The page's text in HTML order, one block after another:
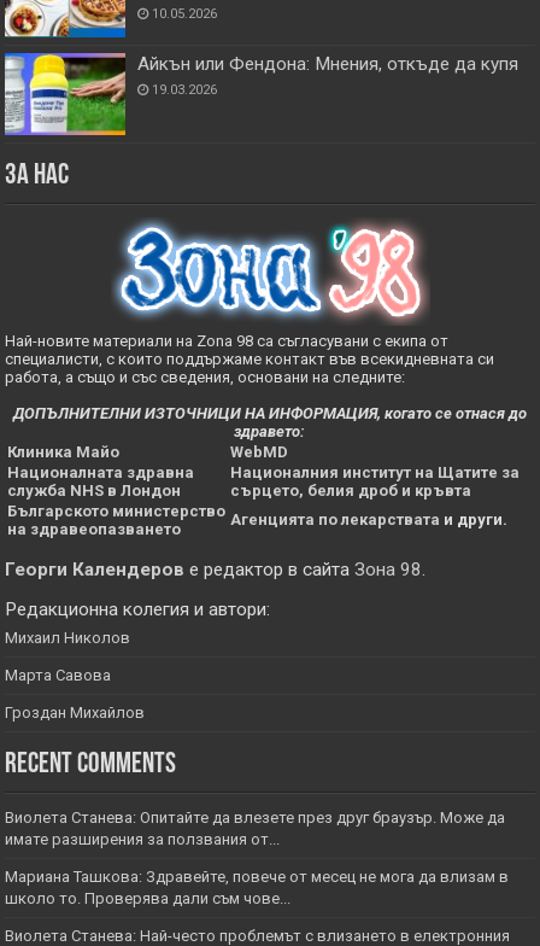
10.05.2026
Айкън или Фендона: Мнения, откъде да купя
19.03.2026
За нас
Най-новите материали на Zona 98 са съгласувани с екипа от
специалисти, с които поддържаме контакт във всекидневната си
работа, а също и със сведения, основани на следните:
ДОПЪЛНИТЕЛНИ ИЗТОЧНИЦИ НА ИНФОРМАЦИЯ, когато се отнася до
здравето:
Клиника Майо
WebMD
Националната здравна
служба NHS в Лондон
Националния институт на Щатите за
сърцето, белия дроб и кръвта
Българското министерство
на здравеопазването
Агенцията по лекарствата и други.
Георги Календеров е редактор в сайтаЗона 98.
Редакционна колегия и автори:
Михаил Николов
Марта Савова
Гроздан Михайлов
Recent Comments
Виолета Станева: Опитайте да влезете през друг браузър. Може да
имате разширения за ползвания от...
Мариана Ташкова: Здравейте, повече от месец не мога да влизам в
школо то. Проверява дали съм чове...
Виолета Станева: Най-често проблемът с влизането в електронния